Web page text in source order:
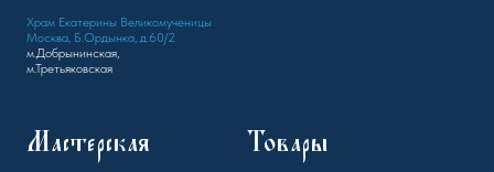
Храм Екатерины Великомученицы
Москва, Б.Ордынка, д.60/2
м.Добрынинская,
м.Третьяковская
Мастерская Товары